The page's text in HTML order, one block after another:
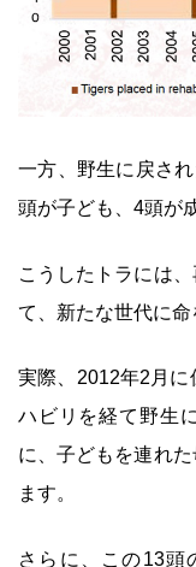
一方、野生に戻さ
頭が子ども、4頭が
こうしたトラには
て、新たな世代に命
実際、2012年2月に
ハビリを経て野生
に、子どもを連れ
ます。
さらに、この13頭